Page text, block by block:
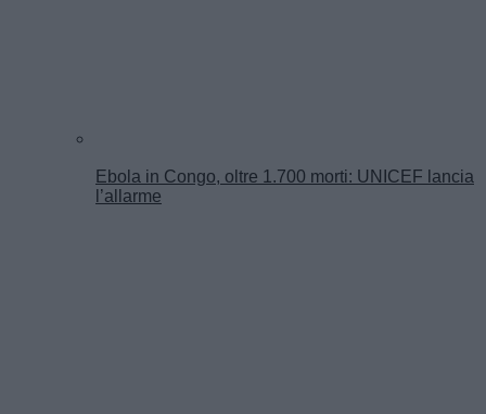
Ebola in Congo, oltre 1.700 morti: UNICEF lancia
l’allarme